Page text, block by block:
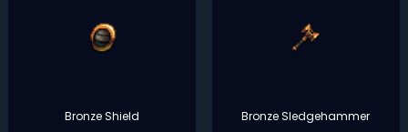
Bronze Shield Bronze Sledgehammer